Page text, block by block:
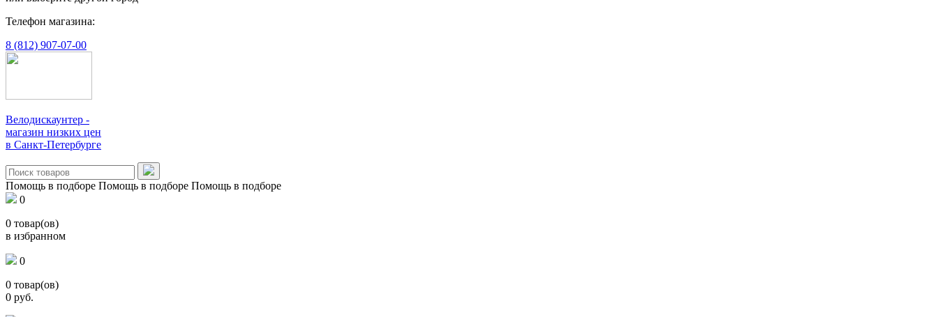
Телефон магазина:
8 (812) 907-07-00
Велодискаунтер -
магазин низких цен
в Санкт-Петербурге
Помощь в подборе Помощь в подборе Помощь в подборе
0
0 товар(ов)
в избранном
0
0 товар(ов)
0 руб.